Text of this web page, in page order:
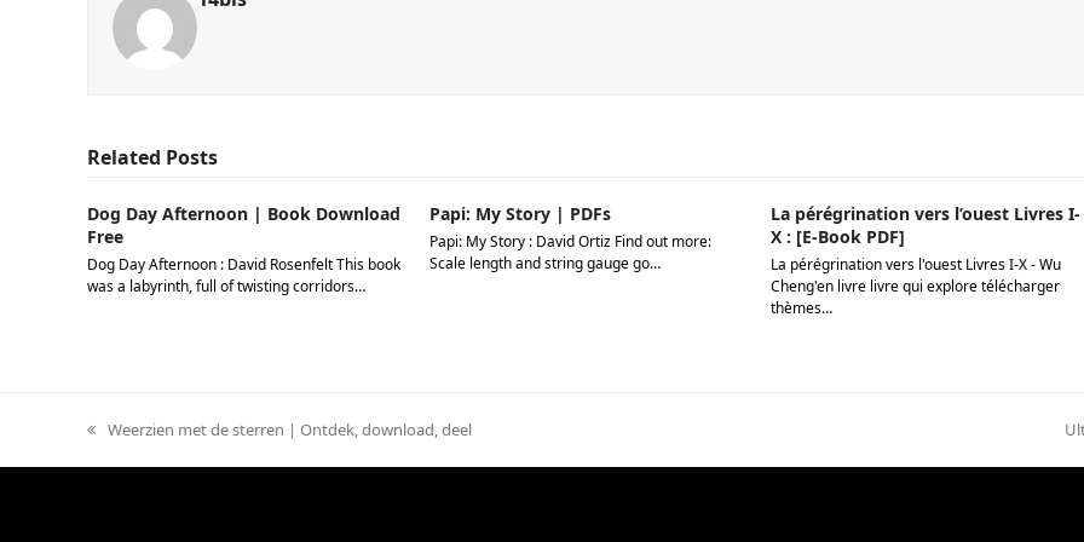
Related Posts
Dog Day Afternoon | Book Download
Free
Dog Day Afternoon : David Rosenfelt This book
was a labyrinth, full of twisting corridors…
Papi: My Story | PDFs
Papi: My Story : David Ortiz Find out more:
Scale length and string gauge go…
La pérégrination vers l’ouest Livres I-
X : [E-Book PDF]
La pérégrination vers l'ouest Livres I-X - Wu
Cheng'en livre livre qui explore télécharger
thèmes…
previous
Weerzien met de sterren | Ontdek, download, deel